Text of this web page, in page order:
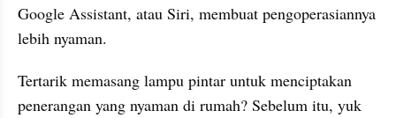
Google Assistant, atau Siri, membuat pengoperasiannya
lebih nyaman.
Tertarik memasang lampu pintar untuk menciptakan
penerangan yang nyaman di rumah? Sebelum itu, yuk